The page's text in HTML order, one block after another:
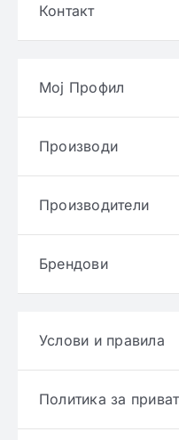
Контакт
Мој Профил
Производи
Производители
Брендови
Услови и правила
Политика за